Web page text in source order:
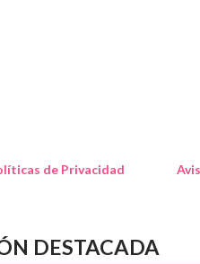
de Privacidad
DESTACADA